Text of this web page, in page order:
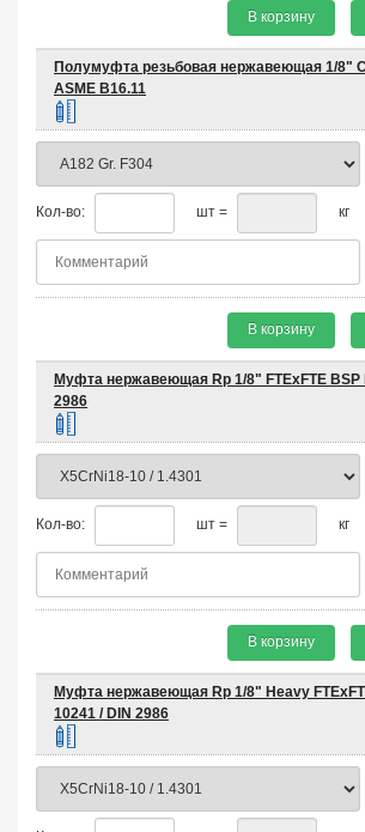
В корзину
Полумуфта резьбовая нержавеющая 1/8"
ASME B16.11
Кол-во: шт = кг
В корзину
Муфта нержавеющая Rp 1/8" FTEхFTE BSP
2986
Кол-во: шт = кг
В корзину
Муфта нержавеющая Rp 1/8" Heavy
10241 / DIN 2986